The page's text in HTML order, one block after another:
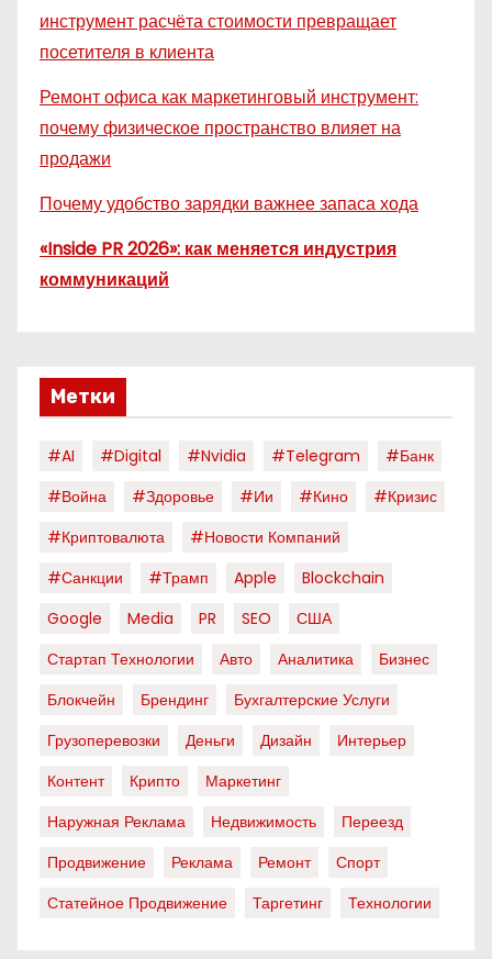
инструмент расчёта стоимости превращает
посетителя в клиента
Ремонт офиса как маркетинговый инструмент:
почему физическое пространство влияет на
продажи
Почему удобство зарядки важнее запаса хода
«Inside PR 2026»: как меняется индустрия
коммуникаций
Метки
#AI #digital #nvidia #telegram
#банк
#война
#здоровье #ии #кино
#кризис
#криптовалюта
#новости Компаний
#санкции
#трамп Apple
Blockchain
Google
Media PR SEO
США
Стартап Технологии
Авто Аналитика
Бизнес
Блокчейн
Брендинг
Бухгалтерские Услуги
Грузоперевозки
Деньги Дизайн
Интерьер
Контент
Крипто
Маркетинг
Наружная Реклама
Недвижимость
Переезд
Продвижение
Реклама Ремонт
Спорт
Статейное Продвижение
Таргетинг Технологии